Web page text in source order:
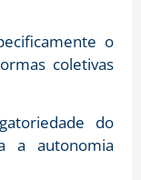
o
coletivas
do
a autonomia